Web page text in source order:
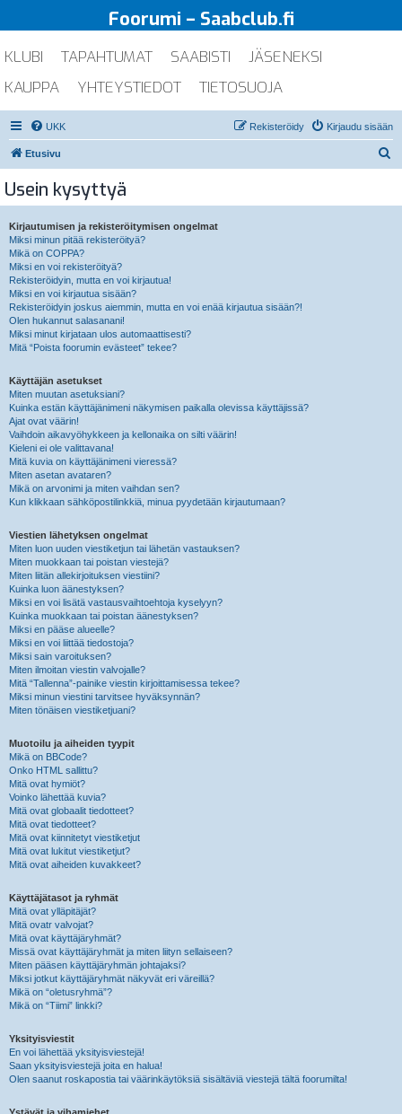
Foorumi – Saabclub.fi
KLUBI TAPAHTUMAT SAABISTI
JÄSENEKSI
KAUPPA
YHTEYSTIEDOT TIETOSUOJA
UKK Kirjaudu sisään
Rekisteröidy
Etusivu
Usein kysyttyä
Kirjautumisen ja rekisteröitymisen ongelmat
Miksi minun pitää rekisteröityä?
Mikä on COPPA?
Miksi en voi rekisteröityä?
Rekisteröidyin, mutta en voi kirjautua!
Miksi en voi kirjautua sisään?
Rekisteröidyin joskus aiemmin, mutta en voi enää kirjautua sisään?!
Olen hukannut salasanani!
Miksi minut kirjataan ulos automaattisesti?
Mitä “Poista foorumin evästeet” tekee?
Käyttäjän asetukset
Miten muutan asetuksiani?
Kuinka estän käyttäjänimeni näkymisen paikalla olevissa käyttäjissä?
Ajat ovat väärin!
Vaihdoin aikavyöhykkeen ja kellonaika on silti väärin!
Kieleni ei ole valittavana!
Mitä kuvia on käyttäjänimeni vieressä?
Miten asetan avataren?
Mikä on arvonimi ja miten vaihdan sen?
Kun klikkaan sähköpostilinkkiä, minua pyydetään kirjautumaan?
Viestien lähetyksen ongelmat
Miten luon uuden viestiketjun tai lähetän vastauksen?
Miten muokkaan tai poistan viestejä?
Miten liitän allekirjoituksen viestiini?
Kuinka luon äänestyksen?
Miksi en voi lisätä vastausvaihtoehtoja kyselyyn?
Kuinka muokkaan tai poistan äänestyksen?
Miksi en pääse alueelle?
Miksi en voi liittää tiedostoja?
Miksi sain varoituksen?
Miten ilmoitan viestin valvojalle?
Mitä “Tallenna”-painike viestin kirjoittamisessa tekee?
Miksi minun viestini tarvitsee hyväksynnän?
Miten tönäisen viestiketjuani?
Muotoilu ja aiheiden tyypit
Mikä on BBCode?
Onko HTML sallittu?
Mitä ovat hymiöt?
Voinko lähettää kuvia?
Mitä ovat globaalit tiedotteet?
Mitä ovat tiedotteet?
Mitä ovat kiinnitetyt viestiketjut
Mitä ovat lukitut viestiketjut?
Mitä ovat aiheiden kuvakkeet?
Käyttäjätasot ja ryhmät
Mitä ovat ylläpitäjät?
Mitä ovatr valvojat?
Mitä ovat käyttäjäryhmät?
Missä ovat käyttäjäryhmät ja miten liityn sellaiseen?
Miten pääsen käyttäjäryhmän johtajaksi?
Miksi jotkut käyttäjäryhmät näkyvät eri väreillä?
Mikä on “oletusryhmä”?
Mikä on “Tiimi” linkki?
Yksityisviestit
En voi lähettää yksityisviestejä!
Saan yksityisviestejä joita en halua!
Olen saanut roskapostia tai väärinkäytöksiä sisältäviä viestejä tältä foorumilta!